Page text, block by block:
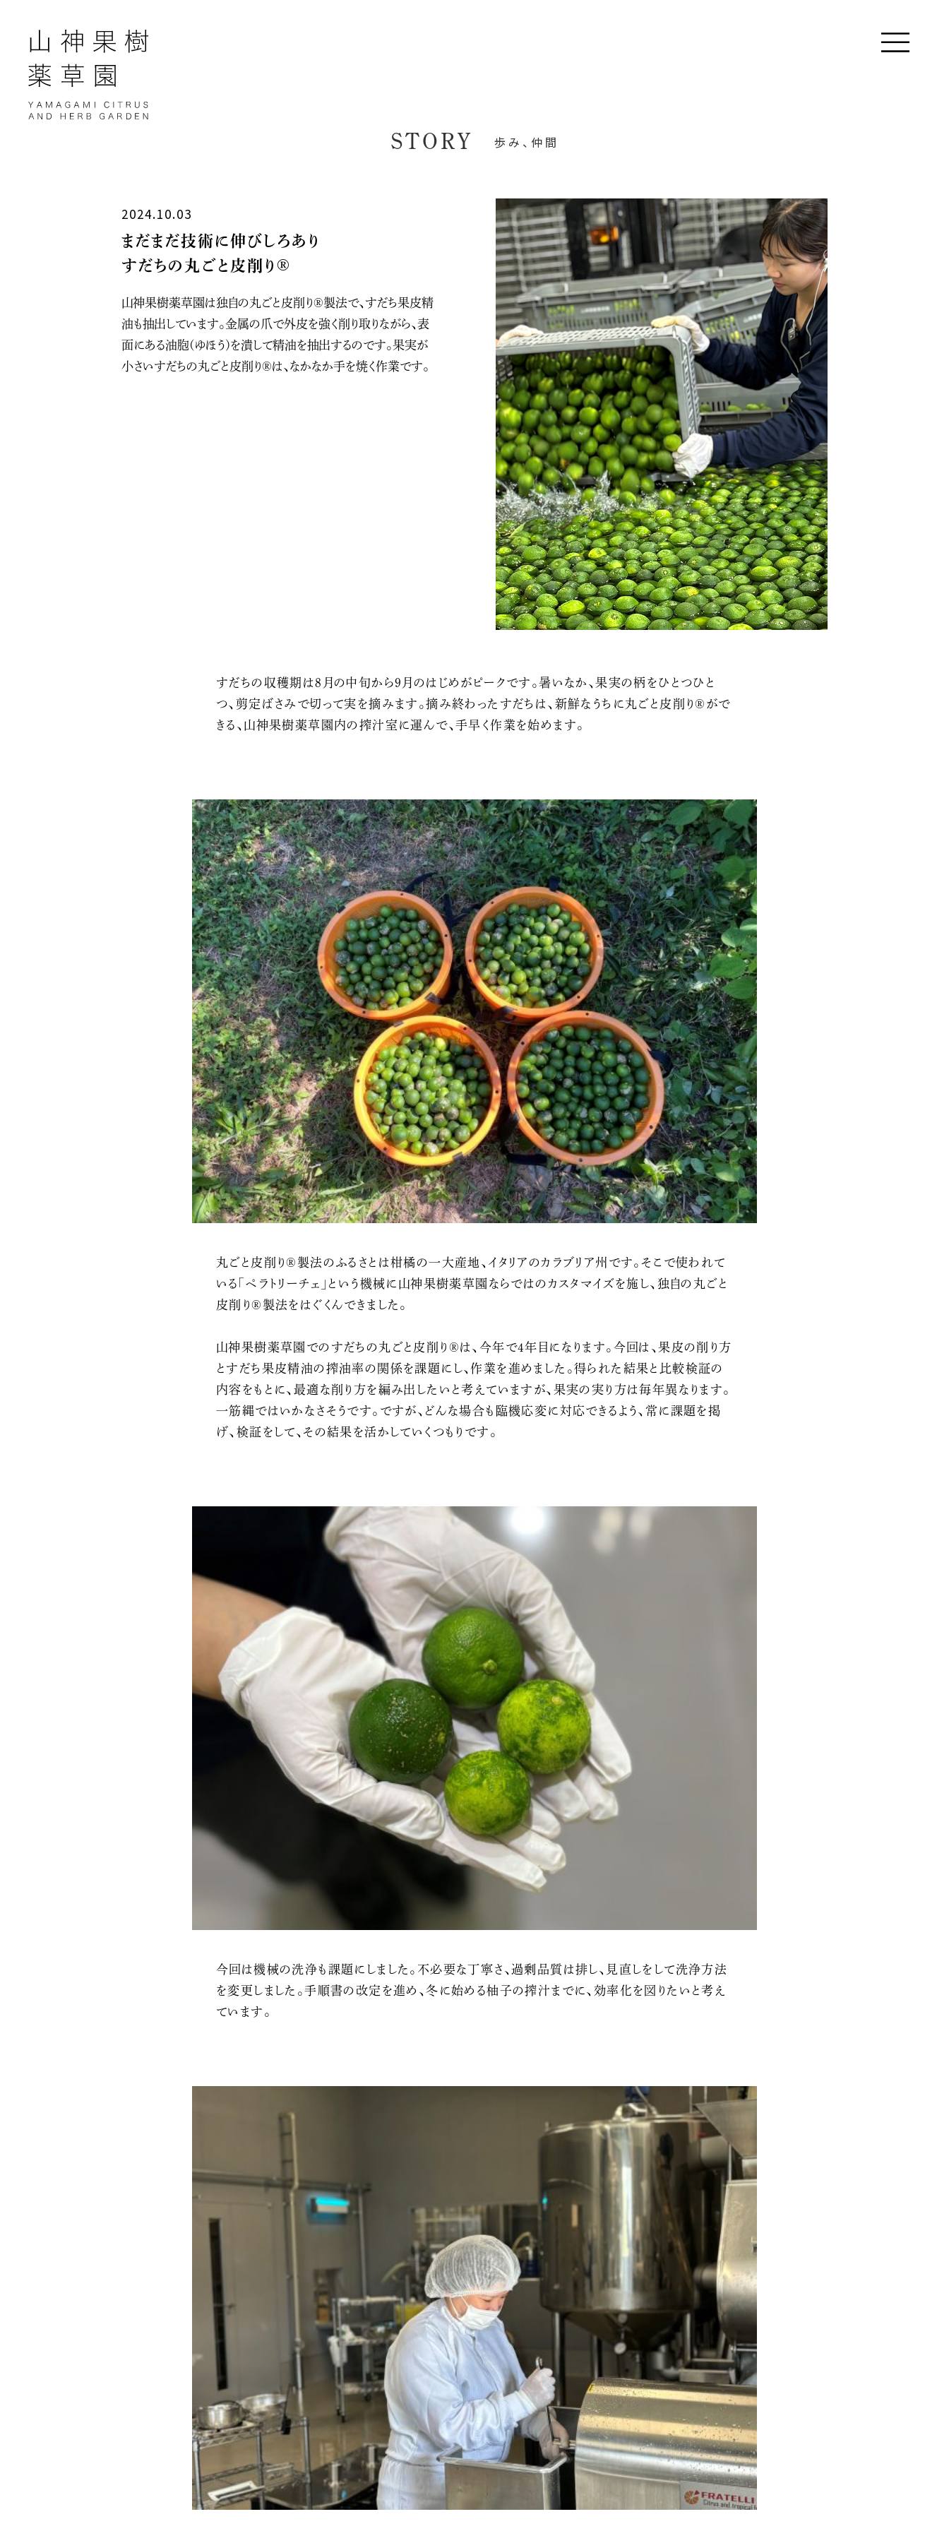
STORY 歩み、仲間
2024.10.03
まだまだ技術に伸びしろあり
すだちの丸ごと皮削り®
山神果樹薬草園は独自の丸ごと皮削り®製法で、すだち果皮精
油も抽出しています。金属の爪で外皮を強く削り取りながら、表
面にある油胞(ゆほう)を潰して精油を抽出するのです。果実が
小さいすだちの丸ごと皮削り®は、なかなか手を焼く作業です。
すだちの収穫期は8月の中旬から9月のはじめがピークです。暑いなか､果実の柄をひとつひと
つ、剪定ばさみで切って実を摘みます。摘み終わったすだちは、新鮮なうちに丸ごと皮削り®がで
きる、山神果樹薬草園内の搾汁室に運んで、手早く作業を始めます。
丸ごと皮削り®製法のふるさとは柑橘の一大産地、イタリアのカラブリア州です。そこで使われて
いる「ペラトリーチェ」という機械に山神果樹薬草園ならではのカスタマイズを施し、独自の丸ごと
皮削り®製法をはぐくんできました。
山神果樹薬草園でのすだちの丸ごと皮削り®は、今年で4年目になります。今回は、果皮の削り方
とすだち果皮精油の搾油率の関係を課題にし、作業を進めました。得られた結果と比較検証の
内容をもとに、最適な削り方を編み出したいと考えていますが、果実の実り方は毎年異なります。
一筋縄ではいかなさそうです。ですが、どんな場合も臨機応変に対応できるよう、常に課題を掲
げ、検証をして、その結果を活かしていくつもりです。
今回は機械の洗浄も課題にしました。不必要な丁寧さ、過剰品質は排し、見直しをして洗浄方法
を変更しました。手順書の改定を進め、冬に始める柚子の搾汁までに、効率化を図りたいと考え
ています。